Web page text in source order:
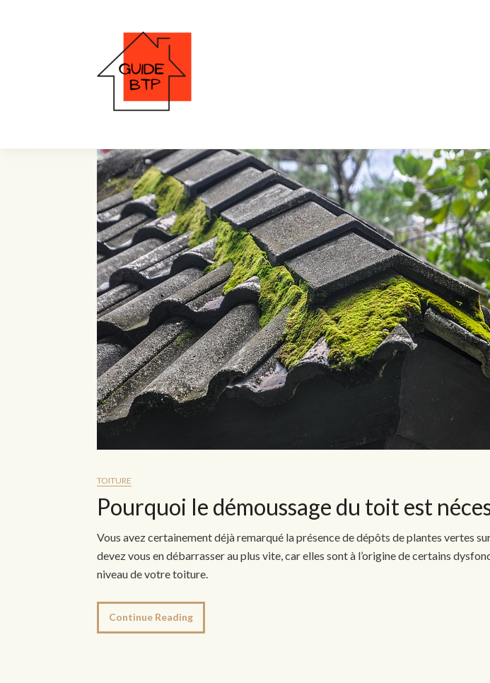
origine des mousses et lichens
TOITURE
Pourquoi le démoussage du toit est
Vous avez certainement déjà remarqué la présence de dépôts de plantes vertes
devez vous en débarrasser au plus vite, car elles sont à l’origine de certains
niveau de votre toiture.
Continue Reading